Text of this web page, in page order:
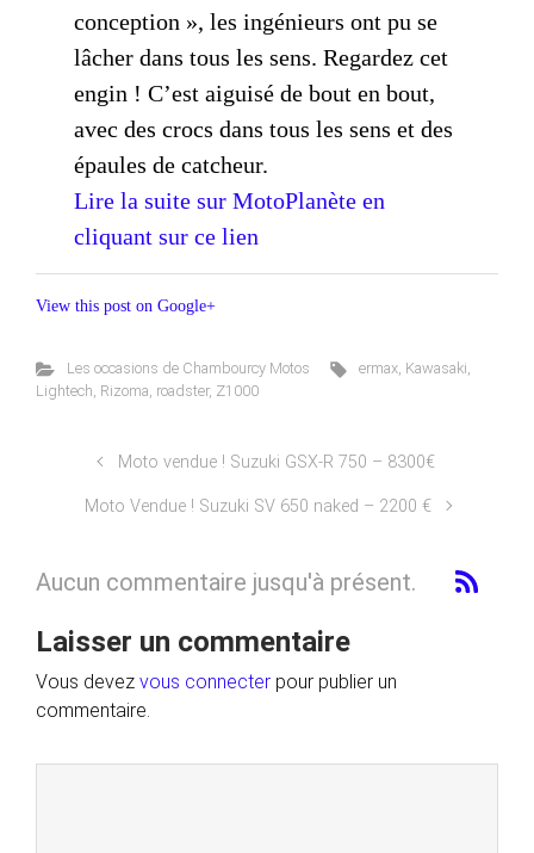
conception », les ingénieurs ont pu se
lâcher dans tous les sens. Regardez cet
engin ! C’est aiguisé de bout en bout,
avec des crocs dans tous les sens et des
épaules de catcheur.
Lire la suite sur MotoPlanète en
cliquant sur ce lien
View this post on Google+
Les occasions de Chambourcy Motos ermax, Kawasaki,
Lightech, Rizoma, roadster, Z1000
Moto vendue ! Suzuki GSX-R 750 – 8300€
Moto Vendue ! Suzuki SV 650 naked – 2200 €
Aucun commentaire jusqu'à présent.
Laisser un commentaire
Vous devez vous connecter pour publier un
commentaire.